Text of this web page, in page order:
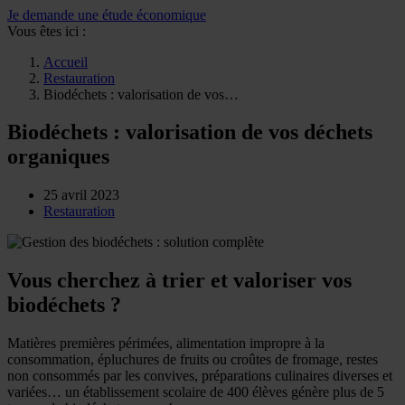
Je demande une étude économique
Vous êtes ici :
Accueil
Restauration
Biodéchets : valorisation de vos…
Biodéchets : valorisation de vos déchets
organiques
25 avril 2023
Restauration
Vous cherchez à trier et valoriser vos
biodéchets ?
Matières premières périmées, alimentation impropre à la
consommation, épluchures de fruits ou croûtes de fromage, restes
non consommés par les convives, préparations culinaires diverses et
variées… un établissement scolaire de 400 élèves génère plus de 5